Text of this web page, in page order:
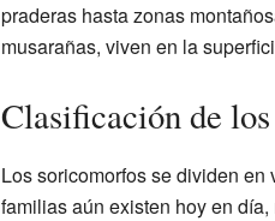
praderas hasta zonas
musarañas, viven en la
Clasificación de
Los soricomorfos se dividen en
familias aún existen hoy en